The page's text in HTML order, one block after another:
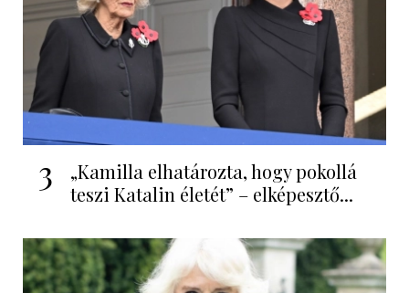
3
„Kamilla elhatározta, hogy pokollá
teszi Katalin életét” – elképesztő...